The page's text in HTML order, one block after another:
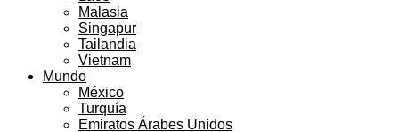
Malasia
Singapur
Tailandia
Vietnam
Mundo
México
Turquía
Emiratos Árabes Unidos